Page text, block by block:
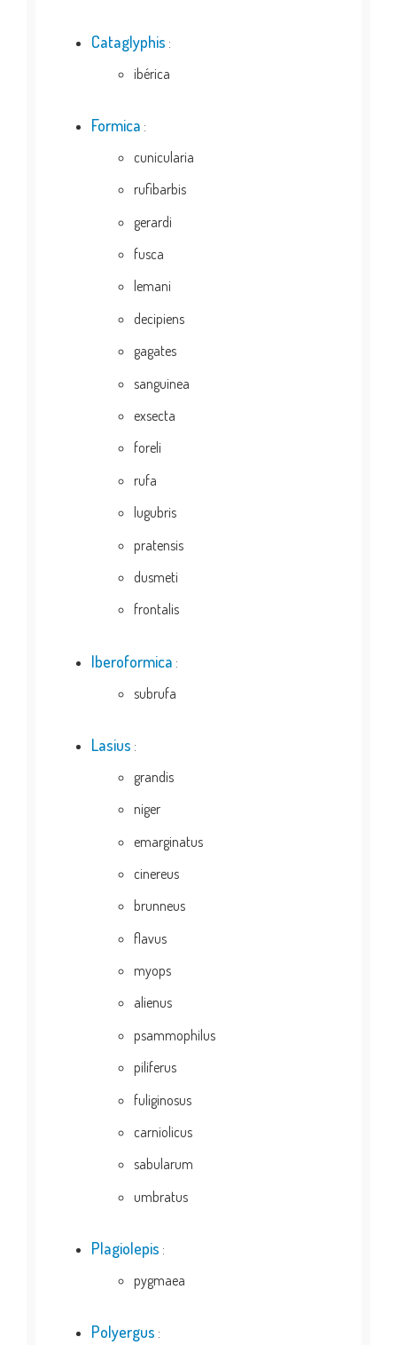
Cataglyphis :
ibérica
Formica :
cunicularia
rufibarbis
gerardi
fusca
lemani
decipiens
gagates
sanguinea
exsecta
foreli
rufa
lugubris
pratensis
dusmeti
frontalis
Iberoformica :
subrufa
Lasius :
grandis
niger
emarginatus
cinereus
brunneus
flavus
myops
alienus
psammophilus
piliferus
fuliginosus
carniolicus
sabularum
umbratus
Plagiolepis :
pygmaea
Polyergus :